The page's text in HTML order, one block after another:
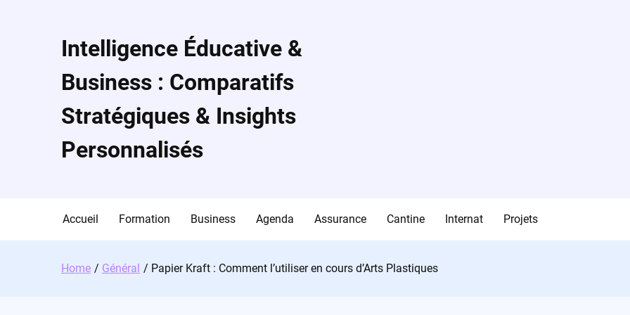
Intelligence Éducative &
Business : Comparatifs
Stratégiques & Insights
Personnalisés
Accueil Formation Business Agenda Assurance Cantine Internat Projets
Home Général Papier Kraft : Comment l’utiliser en cours d’Arts Plastiques